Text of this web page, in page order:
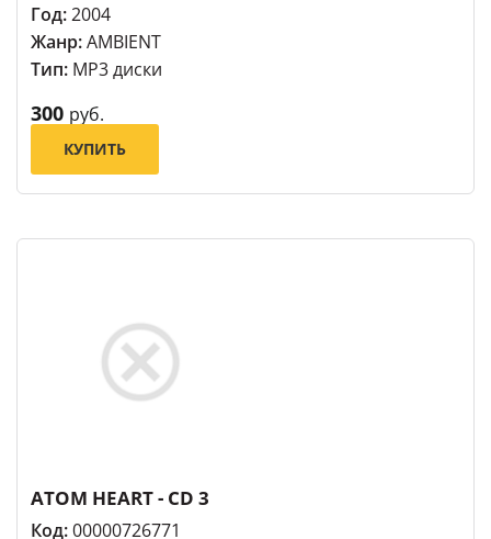
Год:2004
Жанр:AMBIENT
Тип: MP3 диски
300 руб.
КУПИТЬ
ATOM HEART - CD 3
Код:00000726771